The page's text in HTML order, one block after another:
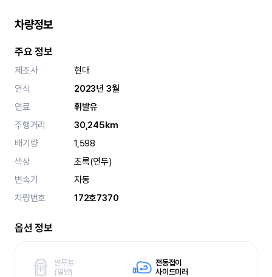
차량정보
주요 정보
제조사
현대
연식
2023년 3월
연료
휘발유
주행거리
30,245km
배기량
1,598
색상
초록(연두)
변속기
자동
차량번호
172호7370
옵션 정보
썬루프
(일반)
전동접이
사이드미러